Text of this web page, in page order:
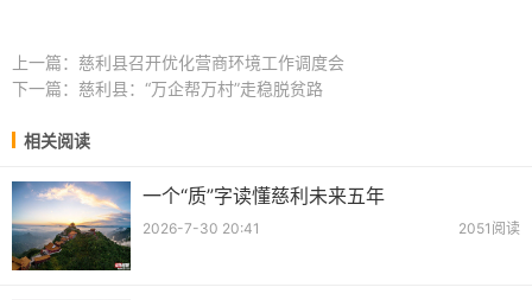
上一篇： 慈利县召开优化营商环境工作调度会
下一篇： 慈利县：“万企帮万村”走稳脱贫路
相关阅读
一个“质”字读懂慈利未来五年
2026-7-30 20:41 2051阅读